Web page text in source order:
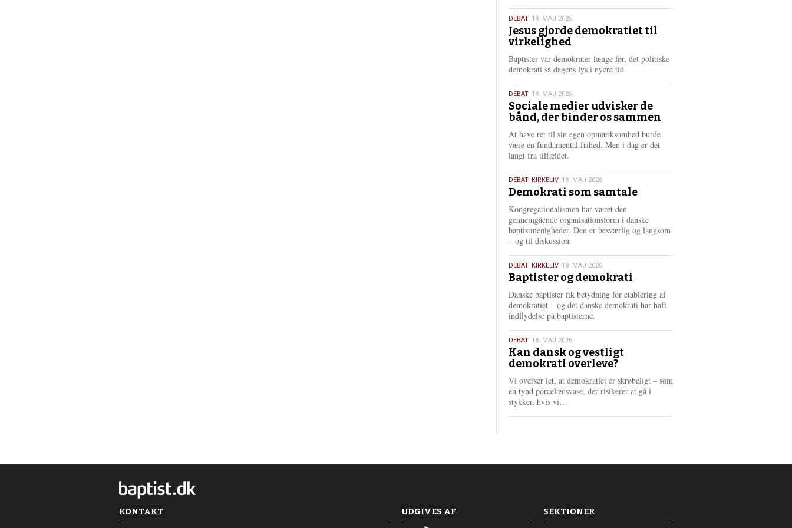
e
e
18.
maj
2026
DEBAT 18. MAJ 2026
Jesus gjorde demokratiet til
virkelighed
Baptister var demokrater længe før, det politiske
demokrati så dagens lys i nyere tid.
18.
maj
2026
DEBAT 18. MAJ 2026
Sociale medier udvisker de
bånd, der binder os sammen
At have ret til sin egen opmærksomhed burde
være en fundamental frihed. Men i dag er det
langt fra tilfældet.
18.
maj
2026
DEBAT, KIRKELIV 18. MAJ 2026
Demokrati som samtale
Kongregationalismen har været den
gennemgående organisationsform i danske
baptistmenigheder. Den er besværlig og langsom
– og til diskussion.
18.
maj
2026
DEBAT, KIRKELIV 18. MAJ 2026
Baptister og demokrati
Danske baptister fik betydning for etablering af
demokratiet – og det danske demokrati har haft
indflydelse på baptisterne.
18.
maj
2026
DEBAT 18. MAJ 2026
Kan dansk og vestligt
demokrati overleve?
Vi overser let, at demokratiet er skrøbeligt – som
en tynd porcelænsvase, der risikerer at gå i
stykker, hvis vi…
e
KONTAKT UDGIVES AF SEKTIONER